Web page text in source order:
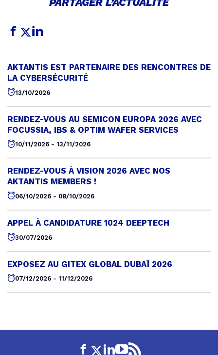
AKTANTIS EST PARTENAIRE DES RENCONTRES DE
LA CYBERSÉCURITÉ
13/10/2026
RENDEZ-VOUS AU SEMICON EUROPA 2026 AVEC
FOCUSSIA, IBS & OPTIM WAFER SERVICES
10/11/2026 - 13/11/2026
RENDEZ-VOUS À VISION 2026 AVEC NOS
AKTANTIS MEMBERS !
06/10/2026 - 08/10/2026
APPEL À CANDIDATURE 1024 DEEPTECH
30/07/2026
EXPOSEZ AU GITEX GLOBAL DUBAÏ 2026
07/12/2026 - 11/12/2026